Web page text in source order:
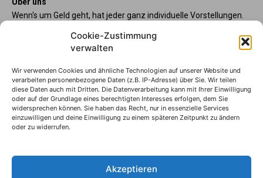
Cookie-Zustimmung
verwalten
Wir verwenden Cookies und ähnliche Technologien auf unserer Website und
verarbeiten personenbezogene Daten (z.B. IP-Adresse) über Sie. Wir teilen
diese Daten auch mit Dritten. Die Datenverarbeitung kann mit Ihrer Einwilligung
oder auf der Grundlage eines berechtigten Interesses erfolgen, dem Sie
widersprechen können. Sie haben das Recht, nur in essenzielle Services
einzuwilligen und deine Einwilligung zu einem späteren Zeitpunkt zu ändern
oder zu widerrufen.
Akzeptieren
Über uns
Wenn's um Geld geht, hat jeder ganz individuelle Vorstellungen.
unsere starpac-Konten genau das Richtige für Sie. Die vier
Kontomodelle starpac x-tension, classic, plus und premium
erfahren Sie immer, was es Neues gibt.
Sparkasse Wilhelmshaven
Die starpac-Kontomodelle